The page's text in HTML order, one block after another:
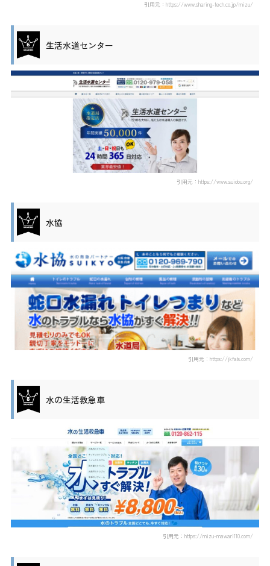
引用元：https://www.sharing-tech.co.jp/mizu/
生活水道センター
引用元：https://www.suidou.org/
水協
引用元：https://jkfals.com/
水の生活救急車
引用元：https://mizu-mawari110.com/